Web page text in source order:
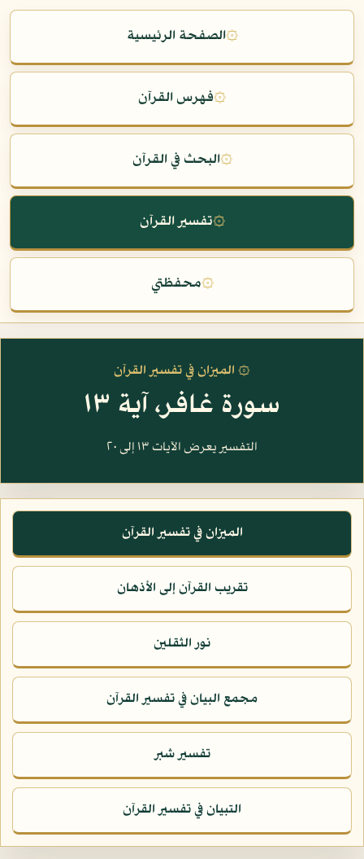
۞الصفحة الرئيسية
۞فهرس القرآن
۞البحث في القرآن
۞تفسير القرآن
۞محفظتي
۞ الميزان في تفسير القرآن
سورة غافر، آية ١٣
التفسير يعرض الآيات ١٣ إلى ٢٠
الميزان في تفسير القرآن
تقريب القرآن إلى الأذهان
نور الثقلين
مجمع البيان في تفسير القرآن
تفسير شبر
التبيان في تفسير القرآن